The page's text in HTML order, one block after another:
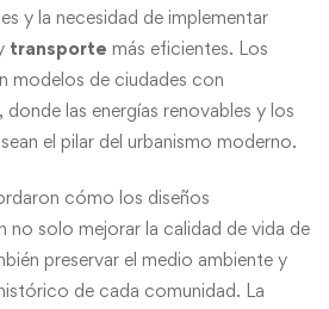
y la necesidad de implementar
transporte más eficientes. Los
modelos de ciudades con
las energías renovables y los
el pilar del urbanismo moderno.
cómo los diseños
no solo mejorar la calidad de vida de
preservar el medio ambiente y
de cada comunidad. La